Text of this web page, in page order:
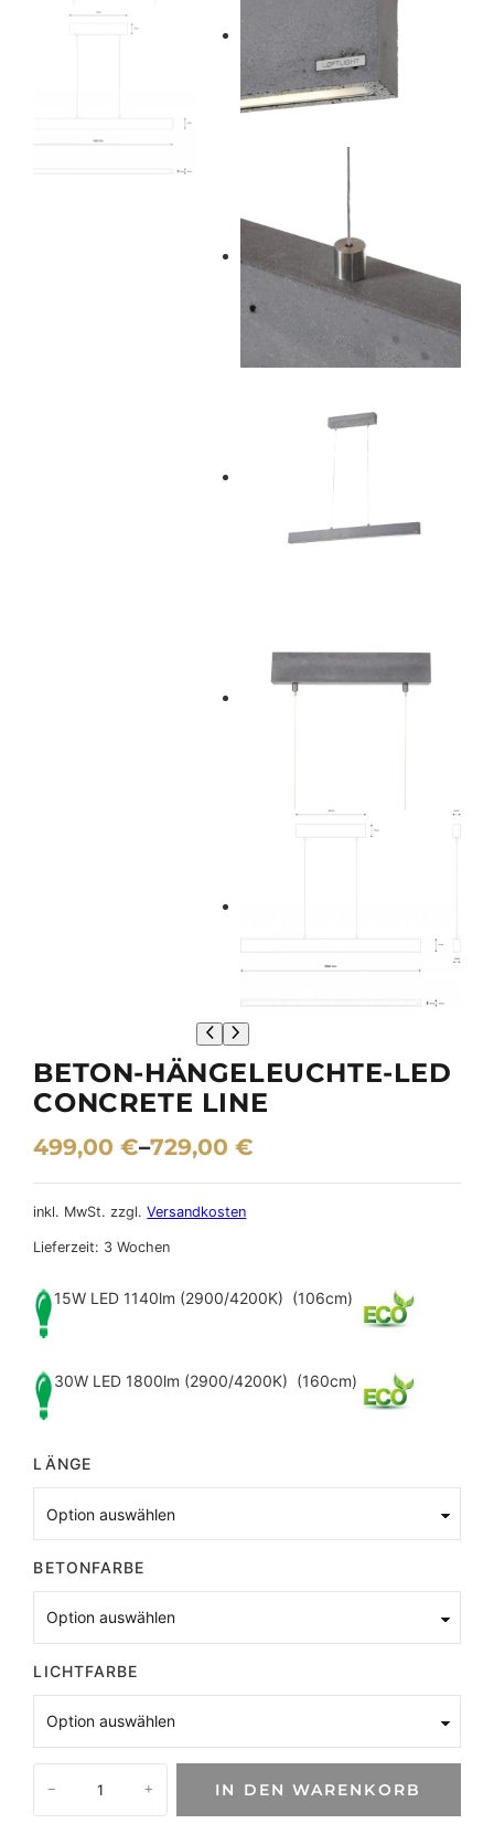
BETON-HÄNGELEUCHTE-LED
CONCRETE LINE
499,00€–729,00€
inkl. MwSt. zzgl.Versandkosten
Lieferzeit: 3 Wochen
15W LED 1140lm (2900/4200K) (106cm)
30W LED 1800lm (2900/4200K) (160cm)
LÄNGE
BETONFARBE
LICHTFARBE
− + IN DEN WARENKORB